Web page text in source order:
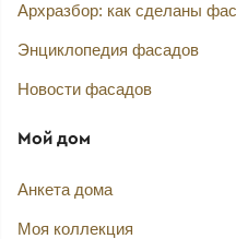
Архразбор: как сделаны
Энциклопедия фасадов
Новости фасадов
Мой дом
Анкета дома
Моя коллекция